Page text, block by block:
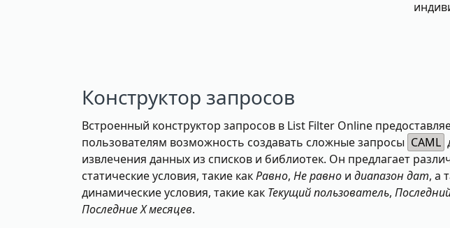
Конструктор запросов
Встроенный конструктор запросов в List Filter Online
пользователям возможность создавать сложные запросы CAML
извлечения данных из списков и библиотек. Он предлагает
статические условия, такие какРавно, Не равно и диапазон дат, а
динамические условия, такие как Текущий пользователь,
Последние X месяцев.